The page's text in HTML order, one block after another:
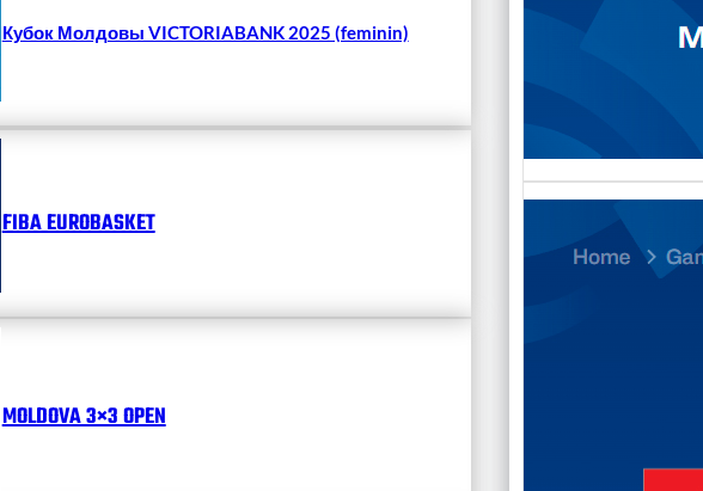
Кубок Молдовы VICTORIABANK 2025 (feminin)
FIBA EUROBASKET
MOLDOVA 3×3 OPEN